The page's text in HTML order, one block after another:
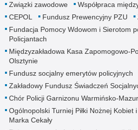
Związki zawodowe Współpraca
CEPOL
Fundusz Prewencyjny PZU
Fundacja Pomocy Wdowom i Sierotom
Policjantach
Międzyzakładowa Kasa Zapomogowo-
Olsztynie
Fundusz socjalny emerytów policyjnych
Zakładowy Fundusz Świadczeń
Chór Policji Garnizonu Warmińsko-
Ogólnopolski Turniej Piłki Nożnej Kobiet
Marka Cekały